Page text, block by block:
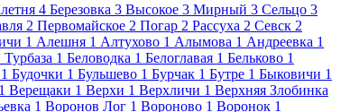
4 Березовка 3 Высокое 3 Мирный 3 Сельцо 3
2 Первомайское 2 Погар 2 Рассуха 2 Севск 2
1 Алешня 1 Алтухово 1 Алымова 1 Андреевка 1
1 Беловодка 1 Белоглавая 1 Бельково 1
1 Будочки 1 Бульшево 1 Бурчак 1 Бутре 1 Быковичи 1
1 Верещаки 1 Верхи 1 Верхличи 1 Верхняя Злобинка
1 Воронов Лог 1 Вороново 1 Воронок 1